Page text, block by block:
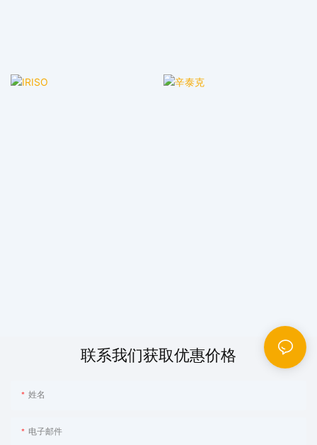
联系我们获取优惠价格
姓名
电子邮件